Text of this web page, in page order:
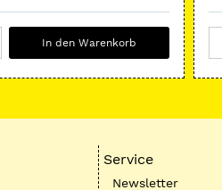
In den Warenkorb
Service
Newsletter